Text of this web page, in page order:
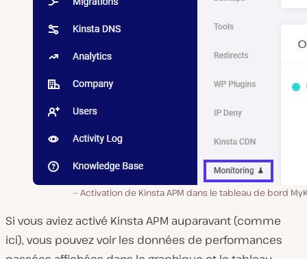
Activation de Kinsta APM dans le tableau de bord
Si vous aviez activé Kinsta APM auparavant (comme
ici), vous pouvez voir les données de performances